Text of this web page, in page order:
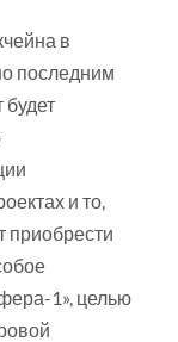
в
последним
и то,
приобрести
1», целью